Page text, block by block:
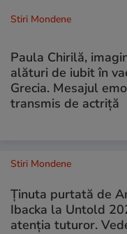
Stiri Mondene
Paula Chirilă,
alături de iubit în
Grecia. Mesajul
transmis de actriță
Stiri Mondene
Ținuta purtată de
Ibacka la Untold
atenția tuturor.